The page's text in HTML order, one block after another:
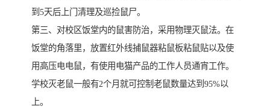
到5天后上门清理及巡捡鼠尸。
第三、对校区饭堂内的鼠害防治，采用物理灭鼠法。在
饭堂的角落里，放置红外线捕鼠器粘鼠板粘鼠贴以及使
用高压电电鼠，有使用电猫产品的工作人员通宵工作。
学校灭老鼠一般有2个月就可控制老鼠数量达到95%以
上。